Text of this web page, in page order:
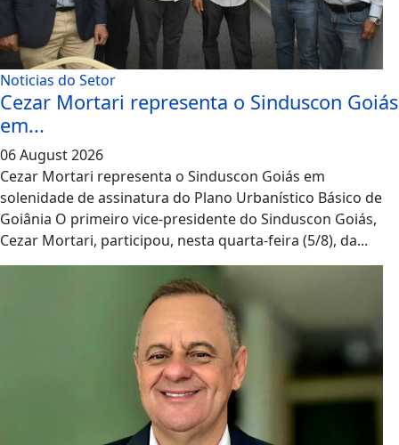
Noticias do Setor
Cezar Mortari representa o Sinduscon Goiás
em...
06 August 2026
Cezar Mortari representa o Sinduscon Goiás em
solenidade de assinatura do Plano Urbanístico Básico de
Goiânia O primeiro vice-presidente do Sinduscon Goiás,
Cezar Mortari, participou, nesta quarta-feira (5/8), da...